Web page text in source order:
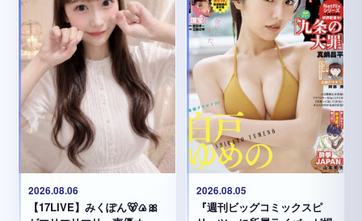
2026.08.06
【17LIVE】みくぽん🐻🍙🎀
2026.08.05
『週刊ビッグコミックスピ